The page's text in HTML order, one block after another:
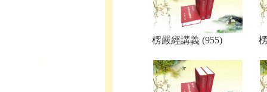
楞嚴經講義 (955)